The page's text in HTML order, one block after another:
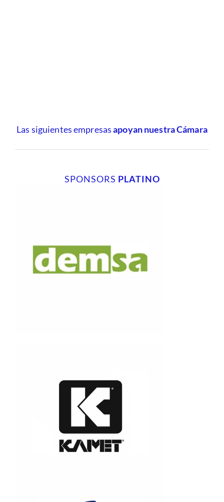
Las siguientes empresasapoyan nuestra Cámara
SPONSORS PLATINO